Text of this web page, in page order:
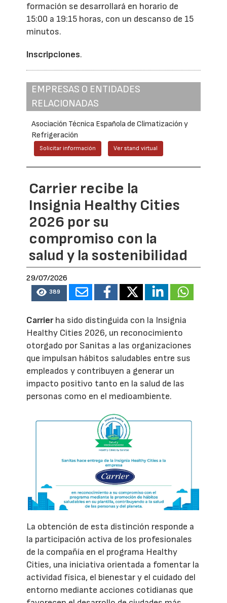
formación se desarrollará en horario de
15:00 a 19:15 horas, con un descanso de 15
minutos.
Inscripciones.
EMPRESAS O ENTIDADES
RELACIONADAS
Asociación Técnica Española de Climatización y
Refrigeración
Solicitar información Ver stand virtual
Carrier recibe la
Insignia Healthy Cities
2026 por su
compromiso con la
salud y la sostenibilidad
29/07/2026
389
Carrierha sido distinguida con la Insignia
Healthy Cities 2026, un reconocimiento
otorgado por Sanitas a las organizaciones
que impulsan hábitos saludables entre sus
empleados y contribuyen a generar un
impacto positivo tanto en la salud de las
personas como en el medioambiente.
La obtención de esta distinción responde a
la participación activa de los profesionales
de la compañía en el programa Healthy
Cities, una iniciativa orientada a fomentar la
actividad física, el bienestar y el cuidado del
entorno mediante acciones cotidianas que